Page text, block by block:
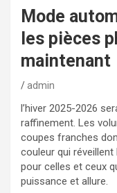
Mode
les pièces
maintenant
admin
l’hiver 2025-2026
raffinement. Les
coupes franches
couleur qui
pour celles et ceux
puissance et allure.